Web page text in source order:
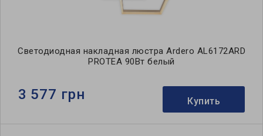
Светодиодная накладная люстра Ardero AL6172ARD
PROTEA 90Вт белый
3 577 грн Купить